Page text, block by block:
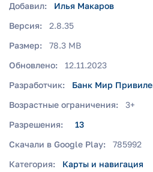
Добавил:
Илья Макаров
Версия:
2.8.35
Размер:
78.3 MB
Обновлено:
12.11.2023
Разработчик:
Банк Мир
Возрастные ограничения:
3+
Разрешения:
13
Скачали в Google Play:
785992
Категория:
Карты и навигация